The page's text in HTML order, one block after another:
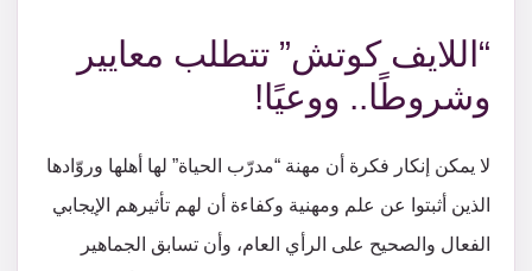
“اللايف كوتش” تتطلب معايير
وشروطًا.. ووعيًا!
لا يمكن إنكار فكرة أن مهنة “مدرّب الحياة” لها أهلها وروّادها
الذين أثبتوا عن علم ومهنية وكفاءة أن لهم تأثيرهم الإيجابي
الفعال والصحيح على الرأي العام، وأن تسابق الجماهير